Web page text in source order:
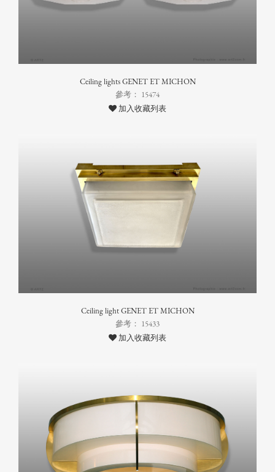
Ceiling lights GENET ET MICHON
參考： 15474
加入收藏列表
Ceiling light GENET ET MICHON
參考： 15433
加入收藏列表